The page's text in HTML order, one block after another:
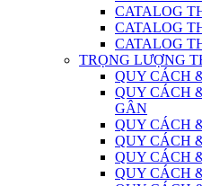
CATALOG
CATALOG
CATALOG
TRỌNG LƯỢNG
QUY CÁCH
QUY CÁCH
GÂN
QUY CÁCH
QUY CÁCH
QUY CÁCH
QUY CÁCH